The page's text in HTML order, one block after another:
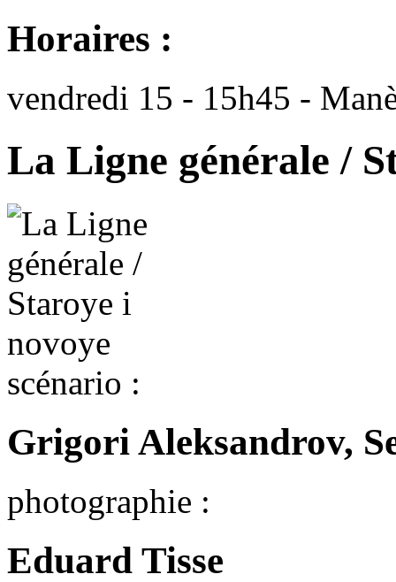
Horaires :
vendredi 15 - 15h45 -
La Ligne générale /
scénario :
Grigori Aleksandrov,
photographie :
Eduard Tisse